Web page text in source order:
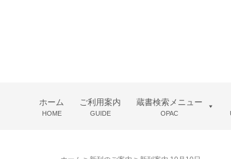
ホーム
HOME
ご利用案内
GUIDE
蔵書検索メニュー
OPAC